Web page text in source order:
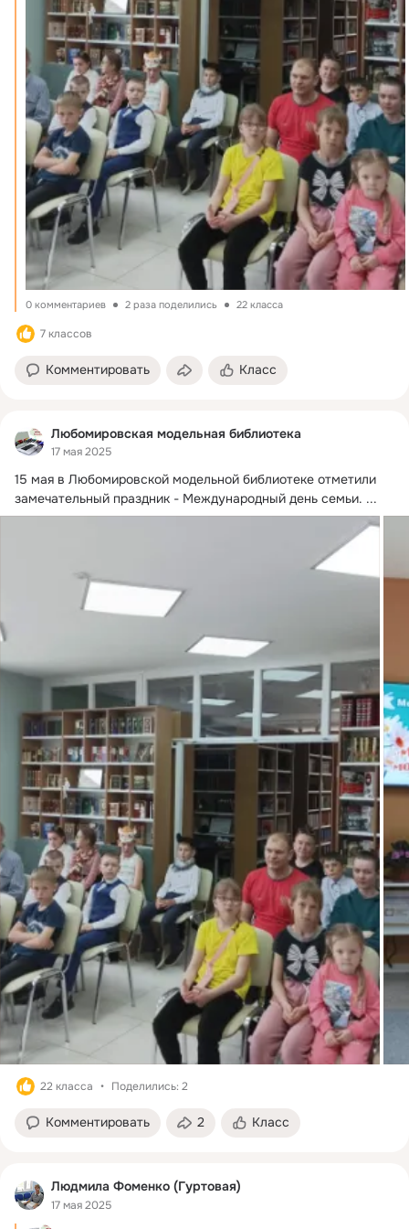
0 комментариев 2 раза поделились 22 класса
7 классов
Комментировать Класс
Любомировская модельная библиотека
17 мая 2025
15 мая в Любомировской модельной библиотеке отметили
замечательный праздник - Международный день семьи. ...
22 класса Поделились: 2
Комментировать 2 Класс
Людмила Фоменко (Гуртовая)
17 мая 2025